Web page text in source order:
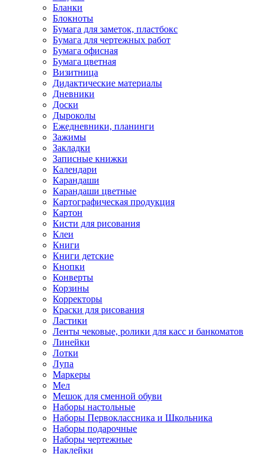
Бланки
Блокноты
Бумага для заметок, пластбокс
Бумага для чертежных работ
Бумага офисная
Бумага цветная
Визитница
Дидактические материалы
Дневники
Доски
Дыроколы
Ежедневники, планинги
Зажимы
Закладки
Записные книжки
Календари
Карандаши
Карандаши цветные
Картографическая продукция
Картон
Кисти для рисования
Клеи
Книги
Книги детские
Кнопки
Конверты
Корзины
Корректоры
Краски для рисования
Ластики
Ленты чековые, ролики для касс и банкоматов
Линейки
Лотки
Лупа
Маркеры
Мел
Мешок для сменной обуви
Наборы настольные
Наборы Первоклассника и Школьника
Наборы подарочные
Наборы чертежные
Наклейки